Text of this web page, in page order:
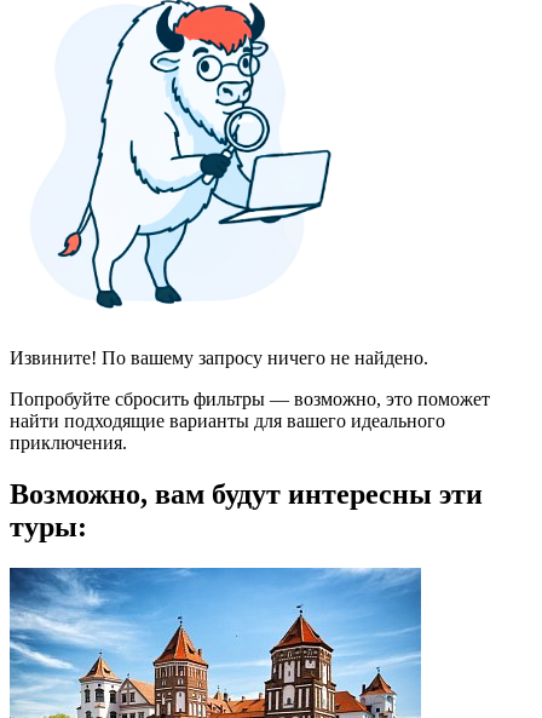
Извините! По вашему запросу ничего не найдено.
Попробуйте сбросить фильтры — возможно, это поможет
найти подходящие варианты для вашего идеального
приключения.
Возможно, вам будут интересны эти
туры: